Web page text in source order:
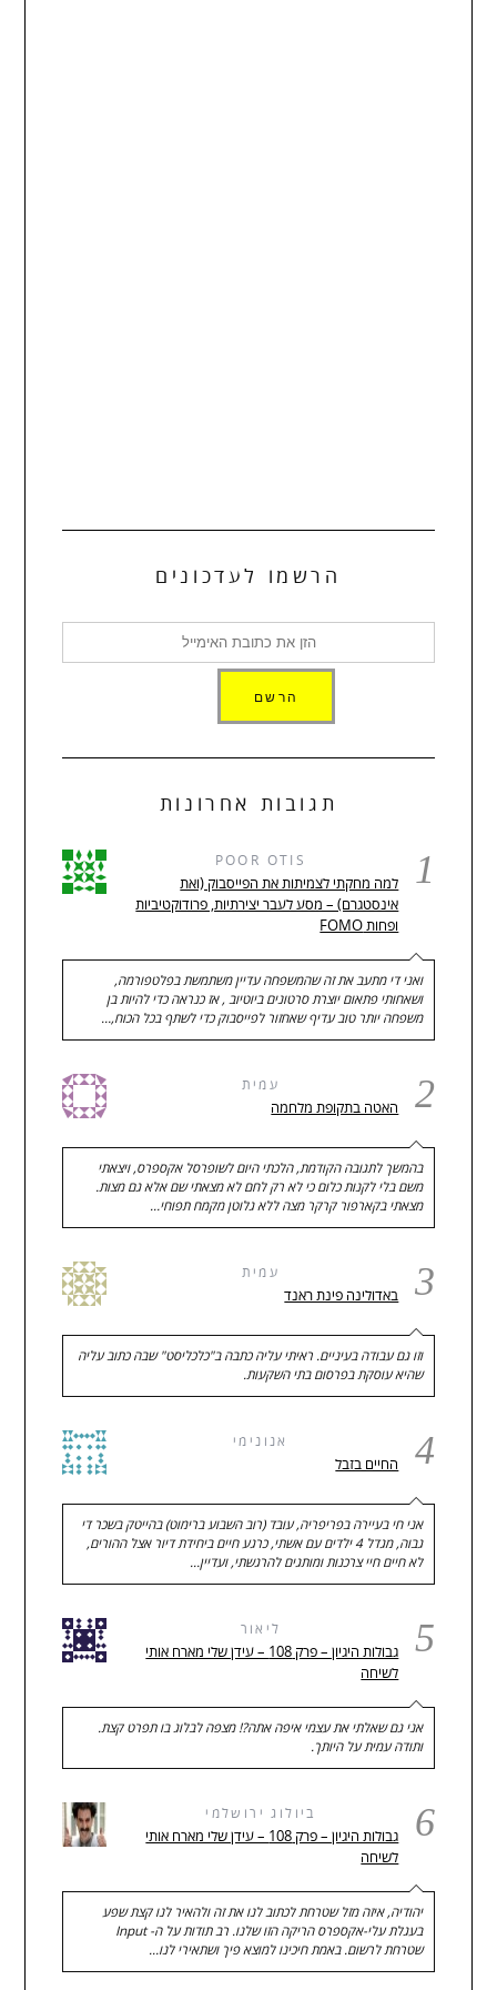
הרשמו לעדכונים
תגובות אחרונות
1
POOR OTIS
למה מחקתי לצמיתות את הפייסבוק (ואת
אינסטגרם) – מסע לעבר יצירתיות, פרודוקטיביות
ופחות FOMO
ואני די מתעב את זה שהמשפחה עדיין משתמשת בפלטפורמה,
ושאחותי פתאום יוצרת סרטונים ביוטיוב , אז כנראה כדי להיות בן
משפחה יותר טוב עדיף שאחזור לפייסבוק כדי לשתף בכל הכוח,…
2 עמית
האטה בתקופת מלחמה
בהמשך לתגובה הקודמת, הלכתי היום לשופרסל אקספרס, ויצאתי
משם בלי לקנות כלום כי לא רק לחם לא מצאתי שם אלא גם מצות.
מצאתי בקארפור קרקר מצה ללא גלוטן מקמח תפוחי…
3 עמית
באדולינה פינת ראנד
וזו גם עבודה בעיניים. ראיתי עליה כתבה ב"כלכליסט" שבה כתוב עליה
שהיא עוסקת בפרסום בתי השקעות.
4 אנונימי
החיים בזבל
אני חי בעיירה בפריפריה, עובד (רוב השבוע ברימוט) בהייטק בשכר די
גבוה, מגדל 4 ילדים עם אשתי, כרגע חיים ביחידת דיור אצל ההורים,
לא חיים חיי צרכנות ומותגים להרגשתי, ועדיין…
5 ליאור
גבולות היגיון – פרק 108 – עידן שלי מארח אותי
לשיחה
אני גם שאלתי את עצמי איפה אתה?! מצפה לבלוג בו תפרט קצת.
ותודה עמית על היותך.
6 ביולוג ירושלמי
גבולות היגיון – פרק 108 – עידן שלי מארח אותי
לשיחה
יהודיה, איזה מזל שטרחת לכתוב לנו את זה ולהאיר לנו קצת שפע
בעגלת עלי-אקספרס הריקה הזו שלנו. רב תודות על ה- Input
שטרחת לרשום. באמת חיכינו למוצא פיך ושתאירי לנו…